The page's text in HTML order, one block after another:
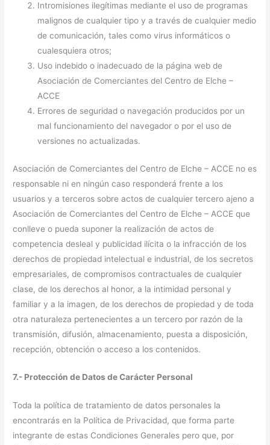
Intromisiones ilegítimas mediante el uso de programas
malignos de cualquier tipo y a través de cualquier medio
de comunicación, tales como virus informáticos o
cualesquiera otros;
Uso indebido o inadecuado de la página web de
Asociación de Comerciantes del Centro de Elche –
ACCE
Errores de seguridad o navegación producidos por un
mal funcionamiento del navegador o por el uso de
versiones no actualizadas.
Asociación de Comerciantes del Centro de Elche – ACCE no es
responsable ni en ningún caso responderá frente a los
usuarios y a terceros sobre actos de cualquier tercero ajeno a
Asociación de Comerciantes del Centro de Elche – ACCE que
conlleve o pueda suponer la realización de actos de
competencia desleal y publicidad ilícita o la infracción de los
derechos de propiedad intelectual e industrial, de los secretos
empresariales, de compromisos contractuales de cualquier
clase, de los derechos al honor, a la intimidad personal y
familiar y a la imagen, de los derechos de propiedad y de toda
otra naturaleza pertenecientes a un tercero por razón de la
transmisión, difusión, almacenamiento, puesta a disposición,
recepción, obtención o acceso a los contenidos.
7.- Protección de Datos de Carácter Personal
Toda la política de tratamiento de datos personales la
encontrarás en la Política de Privacidad, que forma parte
integrante de estas Condiciones Generales pero que, por